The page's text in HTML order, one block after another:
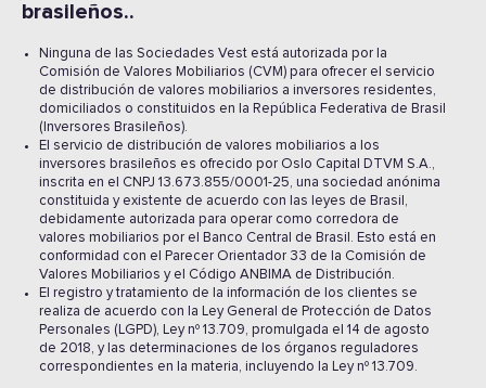
brasileños..
Ninguna de las Sociedades Vest está autorizada por la
Comisión de Valores Mobiliarios (CVM) para ofrecer el servicio
de distribución de valores mobiliarios a inversores residentes,
domiciliados o constituidos en la República Federativa de Brasil
(Inversores Brasileños).
El servicio de distribución de valores mobiliarios a los
inversores brasileños es ofrecido por Oslo Capital DTVM S.A.,
inscrita en el CNPJ 13.673.855/0001-25, una sociedad anónima
constituida y existente de acuerdo con las leyes de Brasil,
debidamente autorizada para operar como corredora de
valores mobiliarios por el Banco Central de Brasil. Esto está en
conformidad con el Parecer Orientador 33 de la Comisión de
Valores Mobiliarios y el Código ANBIMA de Distribución.
El registro y tratamiento de la información de los clientes se
realiza de acuerdo con la Ley General de Protección de Datos
Personales (LGPD), Ley nº 13.709, promulgada el 14 de agosto
de 2018, y las determinaciones de los órganos reguladores
correspondientes en la materia, incluyendo la Ley nº 13.709.